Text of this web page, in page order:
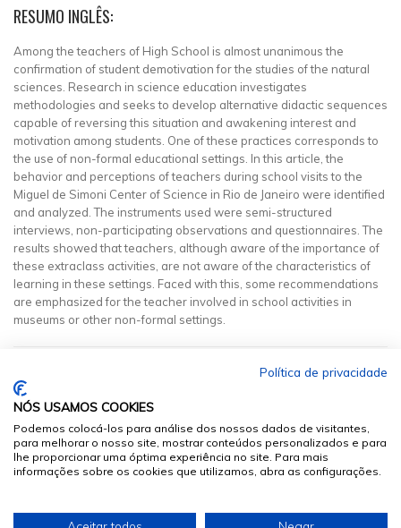
RESUMO INGLÊS:
Among the teachers of High School is almost unanimous the
confirmation of student demotivation for the studies of the natural
sciences. Research in science education investigates
methodologies and seeks to develop alternative didactic sequences
capable of reversing this situation and awakening interest and
motivation among students. One of these practices corresponds to
the use of non-formal educational settings. In this article, the
behavior and perceptions of teachers during school visits to the
Miguel de Simoni Center of Science in Rio de Janeiro were identified
and analyzed. The instruments used were semi-structured
interviews, non-participating observations and questionnaires. The
results showed that teachers, although aware of the importance of
these extraclass activities, are not aware of the characteristics of
learning in these settings. Faced with this, some recommendations
are emphasized for the teacher involved in school activities in
museums or other non-formal settings.
© 2026 Sumários.org . Todos os Direitos Reservados
Política de privacidade
NÓS USAMOS COOKIES
Podemos colocá-los para análise dos nossos dados de visitantes,
para melhorar o nosso site, mostrar conteúdos personalizados e para
lhe proporcionar uma óptima experiência no site. Para mais
informações sobre os cookies que utilizamos, abra as configurações.